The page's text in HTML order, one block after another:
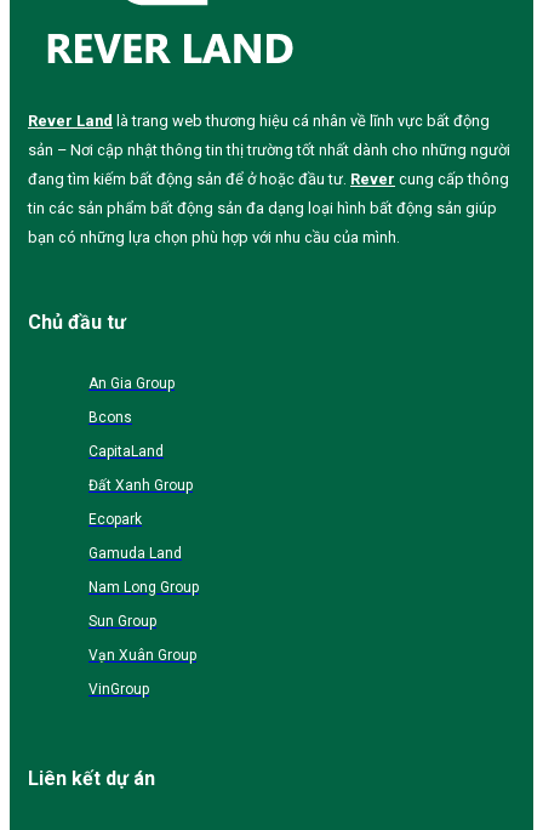
Rever Land là trang web thương hiệu cá nhân về lĩnh vực bất động
sản – Nơi cập nhật thông tin thị trường tốt nhất dành cho những người
đang tìm kiếm bất động sản để ở hoặc đầu tư. Rever cung cấp thông
tin các sản phẩm bất động sản đa dạng loại hình bất động sản giúp
bạn có những lựa chọn phù hợp với nhu cầu của mình.
Chủ đầu tư
An Gia Group
Bcons
CapitaLand
Đất Xanh Group
Ecopark
Gamuda Land
Nam Long Group
Sun Group
Vạn Xuân Group
VinGroup
Liên kết dự án